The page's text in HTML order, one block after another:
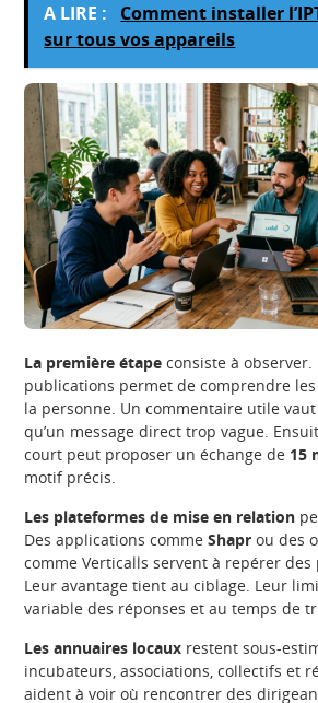
A LIRE :
Comment installer
sur tous vos appareils
La première étape consiste à
publications permet de comprendre
la personne. Un commentaire utile
qu’un message direct trop vague.
court peut proposer un échange de 15
motif précis.
Les plateformes de mise en relation
Des applications commeShapr ou des
comme Verticalls servent à repérer des
Leur avantage tient au ciblage. Leur
variable des réponses et au temps de
Les annuaires locaux restent sous-
incubateurs, associations, collectifs et
aident à voir où rencontrer des